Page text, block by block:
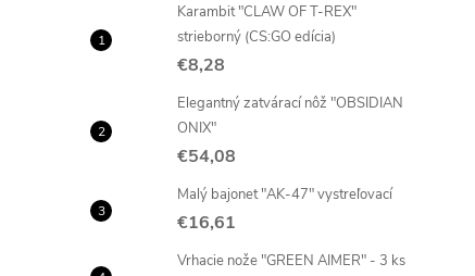
Karambit "CLAW OF T-REX"
strieborný (CS:GO edícia)
€8,28
Elegantný zatvárací nôž "OBSIDIAN
ONIX"
€54,08
Malý bajonet "AK-47" vystreľovací
€16,61
Vrhacie nože "GREEN AIMER" - 3 ks